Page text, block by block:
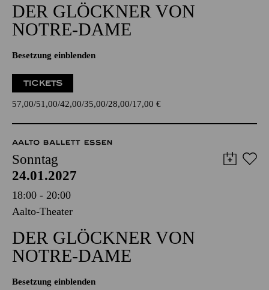
DER GLÖCKNER­ VON
NOTRE-DAME
Besetzung einblenden
TICKETS
57,00 51,00 42,00 35,00 28,00 17,00 €
AALTO BALLETT ESSEN
Sonntag
24.01.2027
18:00 - 20:00
Aalto-Theater
DER GLÖCKNER­ VON
NOTRE-DAME
Besetzung einblenden